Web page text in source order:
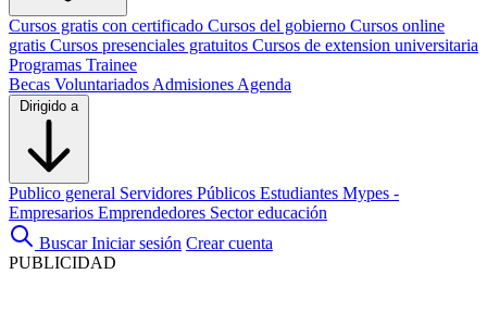
Cursos gratis con certificado Cursos del gobierno Cursos online
gratis Cursos presenciales gratuitos Cursos de extension universitaria
Programas Trainee
Becas Voluntariados Admisiones Agenda
Dirigido a
Publico general Servidores Públicos Estudiantes Mypes -
Empresarios Emprendedores Sector educación
Buscar Iniciar sesión Crear cuenta
PUBLICIDAD